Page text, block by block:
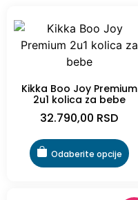
Kikka Boo Joy Premium
2u1 kolica za bebe
32.790,00 RSD
Odaberite opcije